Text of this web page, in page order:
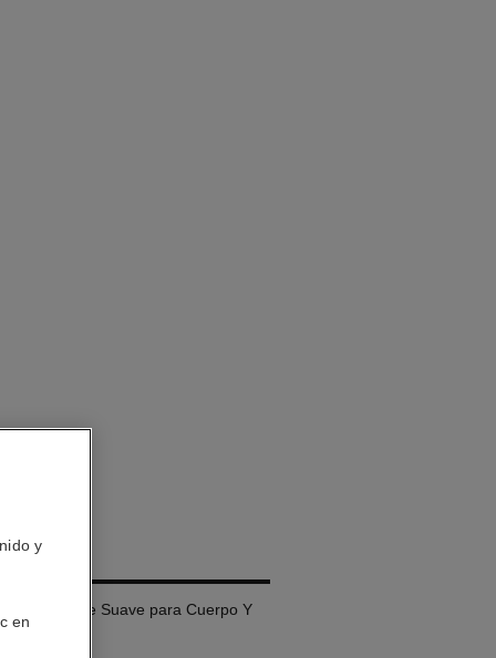
- Aceite Suave para Cuerpo Y
y
en